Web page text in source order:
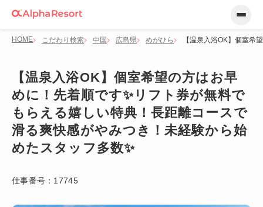
HOME こだわり検索 中国 広島県 めがひら 【温泉入浴OK】個室希
【温泉入浴OK】個室希望の方はお早
めに！先着順です✨リフト券が無料で
もらえる嬉しい特典！長距離コースで
滑る爽快感がやみつき！未経験から始
めたスタッフ多数✨
仕事番号： 17745